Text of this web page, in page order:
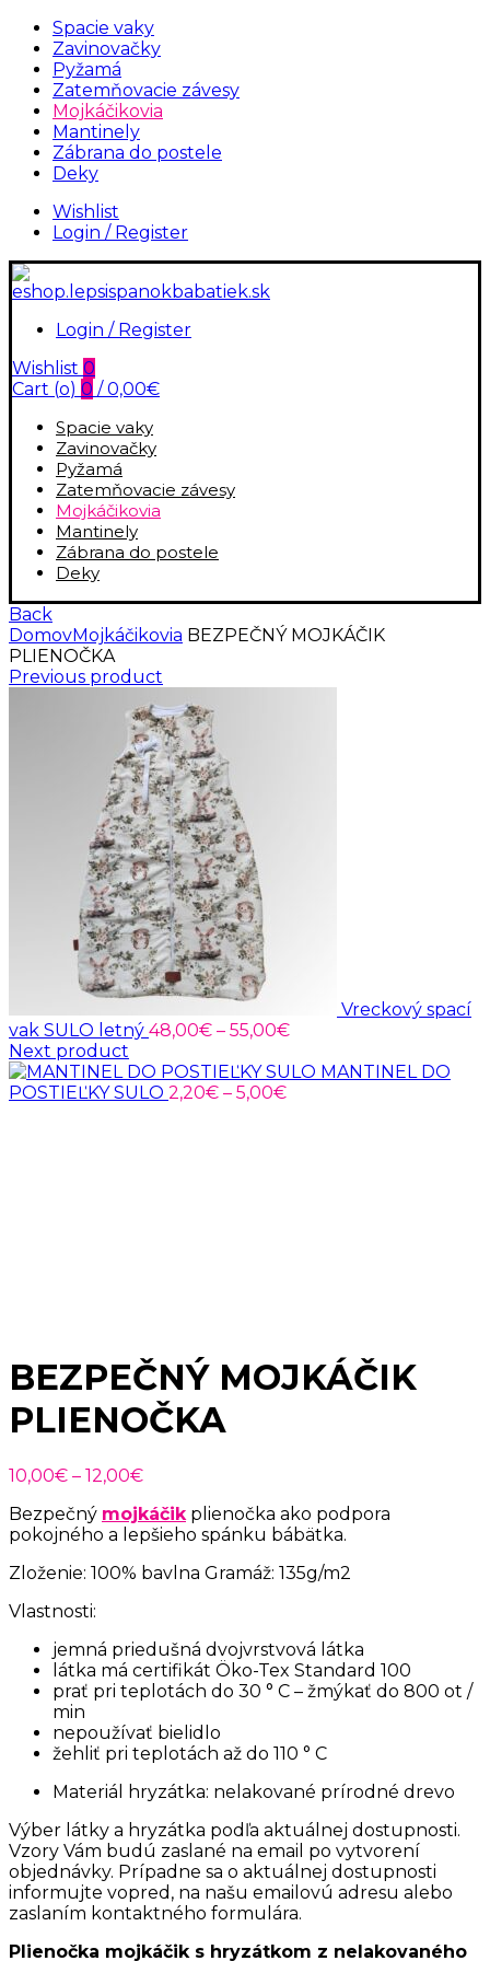
Spacie vaky
Zavinovačky
Pyžamá
Zatemňovacie závesy
Mojkáčikovia
Mantinely
Zábrana do postele
Deky
Wishlist
Login / Register
Login / Register
Wishlist 0
Cart (o) 0 / 0,00€
Spacie vaky
Zavinovačky
Pyžamá
Zatemňovacie závesy
Mojkáčikovia
Mantinely
Zábrana do postele
Deky
Back
DomovMojkáčikovia BEZPEČNÝ MOJKÁČIK
PLIENOČKA
Previous product
Vreckový spací
vak SULO letný 48,00€ – 55,00€Price
48,00€
Next product
MANTINEL DO
POSTIEĽKY SULO 2,20€ – 5,00€Price
BEZPEČNÝ MOJKÁČIK
PLIENOČKA
10,00€ – 12,00€Price
10,00€
through
Bezpečný mojkáčikplienočka ako podpora
pokojného a lepšieho spánku bábätka.
Zloženie: 100% bavlna Gramáž: 135g/m2
Vlastnosti:
jemná priedušná dvojvrstvová látka
látka má certifikát Öko-Tex Standard 100
prať pri teplotách do 30 ° C – žmýkať do 800 ot /
min
nepoužívať bielidlo
žehliť pri teplotách až do 110 ° C
Materiál hryzátka: nelakované prírodné drevo
Výber látky a hryzátka podľa aktuálnej dostupnosti.
Vzory Vám budú zaslané na email po vytvorení
objednávky. Prípadne sa o aktuálnej dostupnosti
informujte vopred, na našu emailovú adresu alebo
zaslaním kontaktného formulára.
Plienočka mojkáčik s hryzátkom z nelakovaného